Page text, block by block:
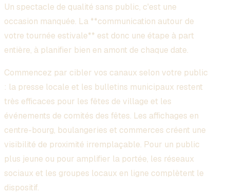
Un spectacle de qualité sans public, c'est une
occasion manquée. La **communication autour de
votre tournée estivale** est donc une étape à part
entière, à planifier bien en amont de chaque date.
Commencez par cibler vos canaux selon votre public
: la presse locale et les bulletins municipaux restent
très efficaces pour les fêtes de village et les
événements de comités des fêtes. Les affichages en
centre-bourg, boulangeries et commerces créent une
visibilité de proximité irremplaçable. Pour un public
plus jeune ou pour amplifier la portée, les réseaux
sociaux et les groupes locaux en ligne complètent le
dispositif.